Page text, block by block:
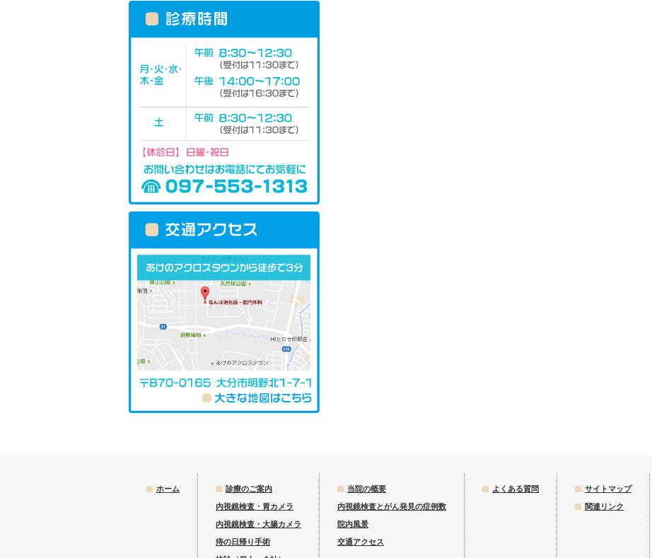
ホーム
診療のご案内
内視鏡検査・胃カメラ
内視鏡検査・大腸カメラ
痔の日帰り手術
当院の概要
内視鏡検査とがん発見の症例数
院内風景
交通アクセス
よくある質問
サイトマップ
関連リンク